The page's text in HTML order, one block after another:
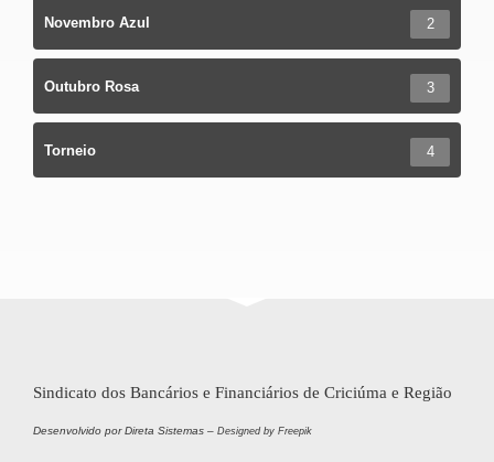
Novembro Azul 2
Outubro Rosa 3
Torneio 4
Sindicato dos Bancários e Financiários de Criciúma e Região
Desenvolvido por Direta Sistemas – Designed by Freepik